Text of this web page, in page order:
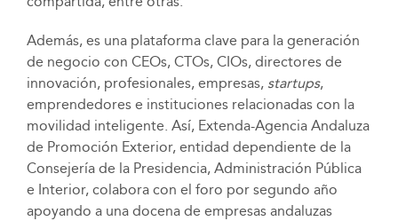
Además, es una plataforma clave para la generación
de negocio con CEOs, CTOs, CIOs, directores de
innovación, profesionales, empresas, startups,
emprendedores e instituciones relacionadas con la
movilidad inteligente. Así, Extenda-Agencia Andaluza
de Promoción Exterior, entidad dependiente de la
Consejería de la Presidencia, Administración Pública
e Interior, colabora con el foro por segundo año
apoyando a una docena de empresas andaluzas